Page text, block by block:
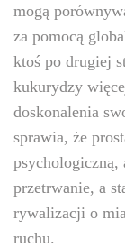
mogą
za pomocą
ktoś po drugiej
kukurydzy
doskonalenia
sprawia, że
psychologiczną,
przetrwanie, a
rywalizacji o
ruchu.